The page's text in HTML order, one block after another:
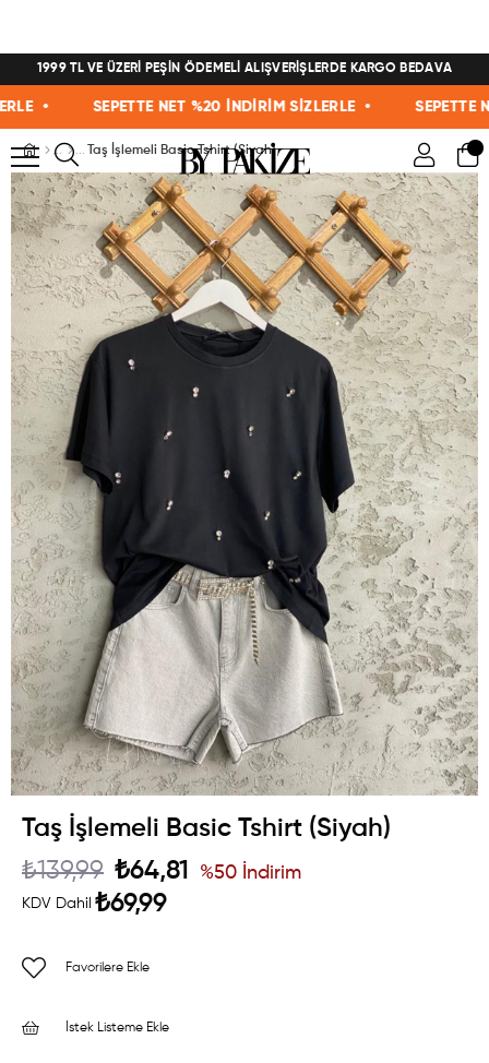
1999 TL VE ÜZERİ PEŞİN ÖDEMELİ ALIŞVERİŞLERDE KARGO BEDAVA
• SEPETTE NET %20 İNDİRİM SİZLERLE • SEPETTE
Taş İşlemeli Basic Tshirt (Siyah)
Taş İşlemeli Basic Tshirt (Siyah)
₺139,99 ₺64,81
KDV Dahil ₺69,99
%50 İndirim
Favorilere Ekle
İstek Listeme Ekle